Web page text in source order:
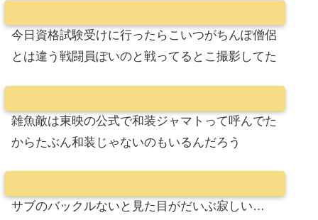
今日資格試験受けに行ったらこいつがちんぽ僧侶
とは違う戦闘員ぽいのと戦ってるとこ撮影してた
雑魚敵は東映の公式で和装ジャマトって呼んでた
からたぶん和装じゃないのもいるんだろう
サブのバックルないと見た目がだいぶ寂しい…